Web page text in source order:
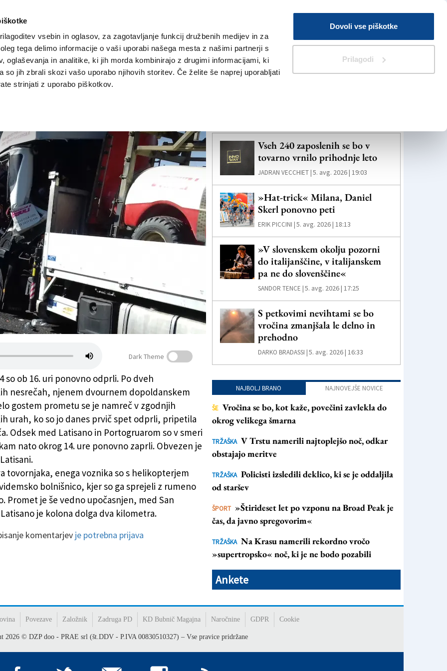
vsebin in oglasov, za zagotavljanje funkcij družbenih medijev in za
tega delimo informacije o vaši uporabi našega mesta z našimi partnerji s
oglaševanja in analitike, ki jih morda kombinirajo z drugimi informacijami, ki
so jih zbrali skozi vašo uporabo njihovih storitev. Če želite še naprej uporabljati
strinjati z uporabo piškotkov.
Dovoli vse piškotke
Prilagodi
V Kioskih
Iskanje
NOVICE TRŽAŠKA GORIŠKA KULTURA ŠPORT ŠE
odprli
Dark Theme
so ob 16. uri ponovno odprli. Po dveh
nesrečah, njenem dvournem dopoldanskem
gostem prometu se je namreč v zgodnjih
urah, ko so jo danes prvič spet odprli, pripetila
Odsek med Latisano in Portogruarom so v smeri
nato okrog 14. ure ponovno zaprli. Obvezen je
tovornjaka, enega voznika so s helikopterjem
bolnišnico, kjer so ga sprejeli z rumeno
Promet je še vedno upočasnjen, med San
je kolona dolga dva kilometra.
komentarjev je potrebna prijava
Vseh 240 zaposlenih se bo v
tovarno vrnilo prihodnje leto
JADRAN VECCHIET |5. avg. 2026 | 19:03
»Hat-trick« Milana, Daniel
Skerl ponovno peti
ERIK PICCINI |5. avg. 2026 | 18:13
»V slovenskem okolju pozorni
do italijanščine, v italijanskem
pa ne do slovenščine«
SANDOR TENCE |5. avg. 2026 | 17:25
S petkovimi nevihtami se bo
vročina zmanjšala le delno in
prehodno
DARKO BRADASSI |5. avg. 2026 | 16:33
NAJBOLJ BRANO NAJNOVEJŠE NOVICE
ŠE Vročina se bo, kot kaže, povečini zavlekla do
okrog velikega šmarna
TRŽAŠKA V Trstu namerili najtoplejšo noč, odkar
obstajajo meritve
TRŽAŠKA Policisti izsledili deklico, ki se je oddaljila
od staršev
ŠPORT »Štirideset let po vzponu na Broad Peak je
čas, da javno spregovorim«
TRŽAŠKA Na Krasu namerili rekordno vročo
»supertropsko« noč, ki je ne bodo pozabili
Ankete
Povezave Založnik Zadruga PD KD Bubnič Magajna Naročnine GDPR Cookie
2026 © DZP doo - PRAE srl (št.DDV - P.IVA 00830510327) – Vse pravice pridržane